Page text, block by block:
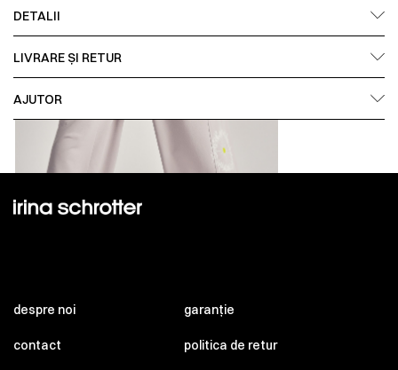
DETALII
LIVRARE ȘI RETUR
AJUTOR
despre noi
contact
garanție
politica de retur